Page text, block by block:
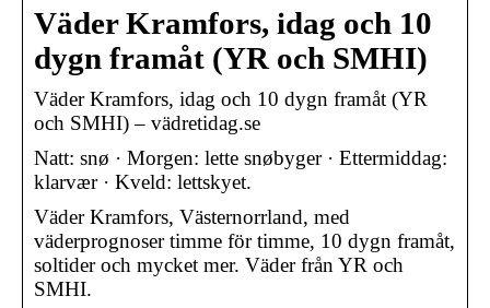
Väder Kramfors, idag och 10
dygn framåt (YR och SMHI)
Väder Kramfors, idag och 10 dygn framåt (YR
och SMHI) – vädretidag.se
Natt: snø · Morgen: lette snøbyger · Ettermiddag:
klarvær · Kveld: lettskyet.
Väder Kramfors, Västernorrland, med
väderprognoser timme för timme, 10 dygn framåt,
soltider och mycket mer. Väder från YR och
SMHI.